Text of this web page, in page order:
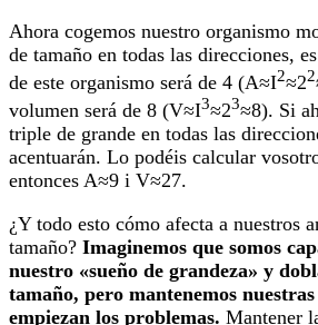
Ahora cogemos nuestro organismo
de tamaño en todas las direcciones,
de este organismo será de 4 (A≈I2≈22
volumen será de 8 (V≈I3≈23≈8). Si
triple de grande en todas las
acentuarán. Lo podéis calcular
entonces A≈9 i V≈27.
¿Y todo esto cómo afecta a nuestros
tamaño? Imaginemos que somos
nuestro «sueño de grandeza» y
tamaño, pero mantenemos
empiezan los problemas. Mantener